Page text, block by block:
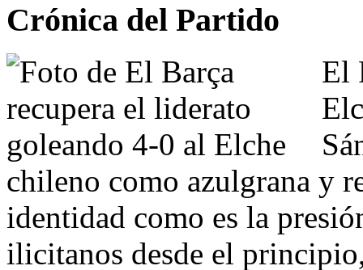
Crónica del Partido
El
chileno como azulgrana y
identidad como es la
ilicitanos desde el